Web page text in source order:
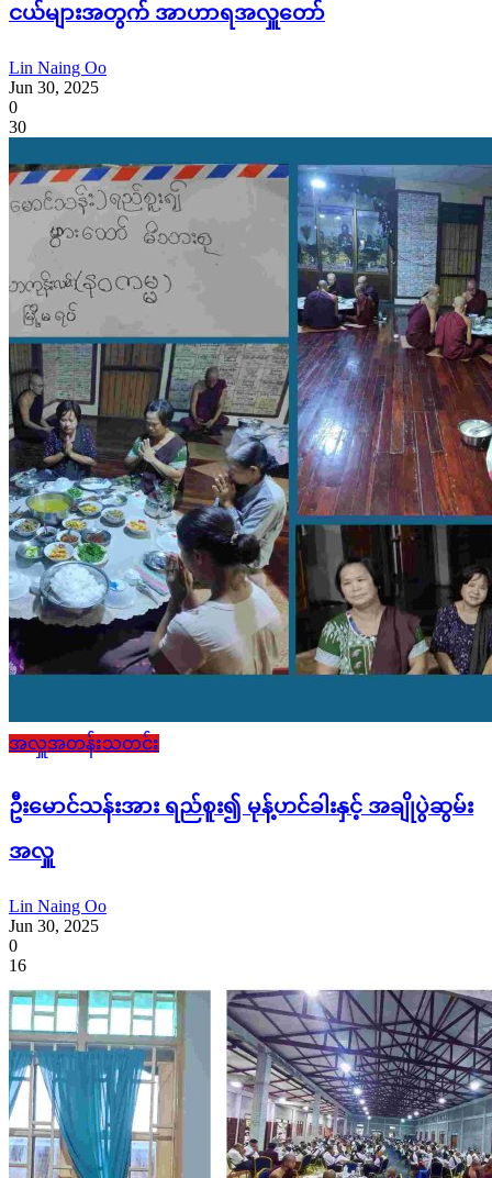
ငယ်များအတွက် အာဟာရအလှူတော်
Lin Naing Oo
Jun 30, 2025
0
30
အလှူအတန်းသတင်း
ဦးမောင်သန်းအား ရည်စူး၍ မုန့်ဟင်ခါးနှင့် အချိုပွဲဆွမ်း
အလှူ
Lin Naing Oo
Jun 30, 2025
0
16